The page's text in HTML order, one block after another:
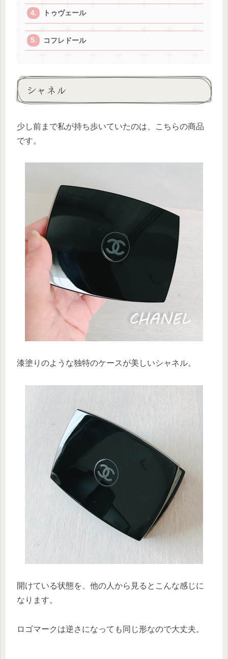
トゥヴェール
コフレドール
シャネル
少し前まで私が持ち歩いていたのは、こちらの商品
です。
漆塗りのような独特のケースが美しいシャネル。
開けている状態を、他の人から見るとこんな感じに
なります。
ロゴマークは逆さになっても同じ形なので大丈夫。